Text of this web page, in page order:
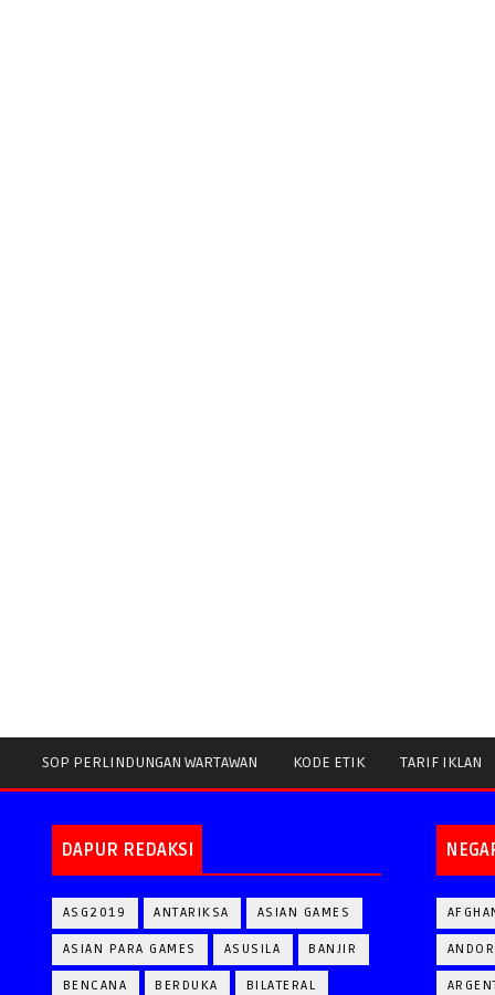
SOP PERLINDUNGAN WARTAWAN KODE ETIK TARIF IKLAN
DAPUR REDAKSI
ASG2019 ANTARIKSA ASIAN GAMES
ASIAN PARA GAMES ASUSILA BANJIR
BENCANA BERDUKA BILATERAL